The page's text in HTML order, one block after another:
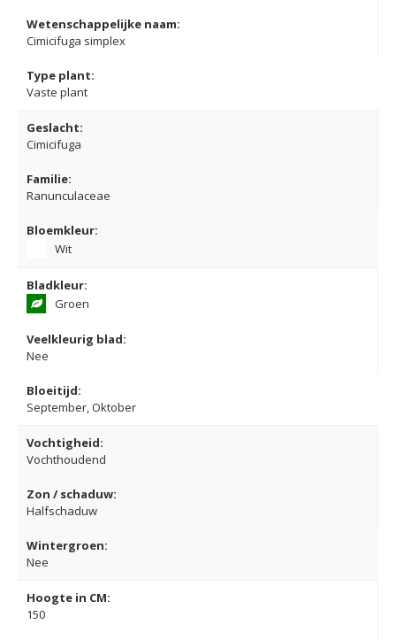
Wetenschappelijke naam:
Cimicifuga simplex
Type plant:
Vaste plant
Geslacht:
Cimicifuga
Familie:
Ranunculaceae
Bloemkleur:
Wit
Bladkleur:
Groen
Veelkleurig blad:
Nee
Bloeitijd:
September, Oktober
Vochtigheid:
Vochthoudend
Zon / schaduw:
Halfschaduw
Wintergroen:
Nee
Hoogte in CM:
150